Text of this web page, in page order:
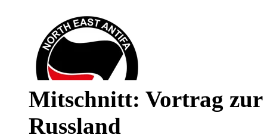
Mitschnitt: Vortrag zur
Russland